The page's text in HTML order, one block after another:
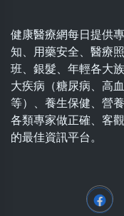
健康醫療網每日提供
知、用藥安全、醫療
班、銀髮、年輕各大
大疾病（糖尿病、高
等）、養生保健、營
各類專家做正確、客
的最佳資訊平台。